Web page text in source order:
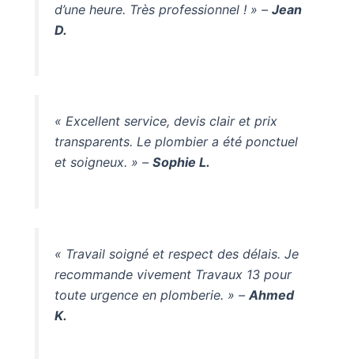
d’une heure. Très professionnel ! » –Jean
D.
« Excellent service, devis clair et prix
transparents. Le plombier a été ponctuel
et soigneux. » –Sophie L.
« Travail soigné et respect des délais. Je
recommande vivement Travaux 13 pour
toute urgence en plomberie. » –Ahmed
K.